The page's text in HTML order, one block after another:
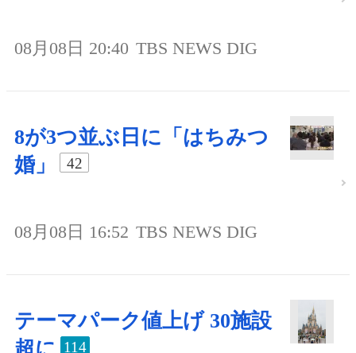
08月08日 20:40 TBS NEWS DIG
8が3つ並ぶ日に「はちみつ
婚」
42
08月08日 16:52 TBS NEWS DIG
テーマパーク値上げ 30施設
114